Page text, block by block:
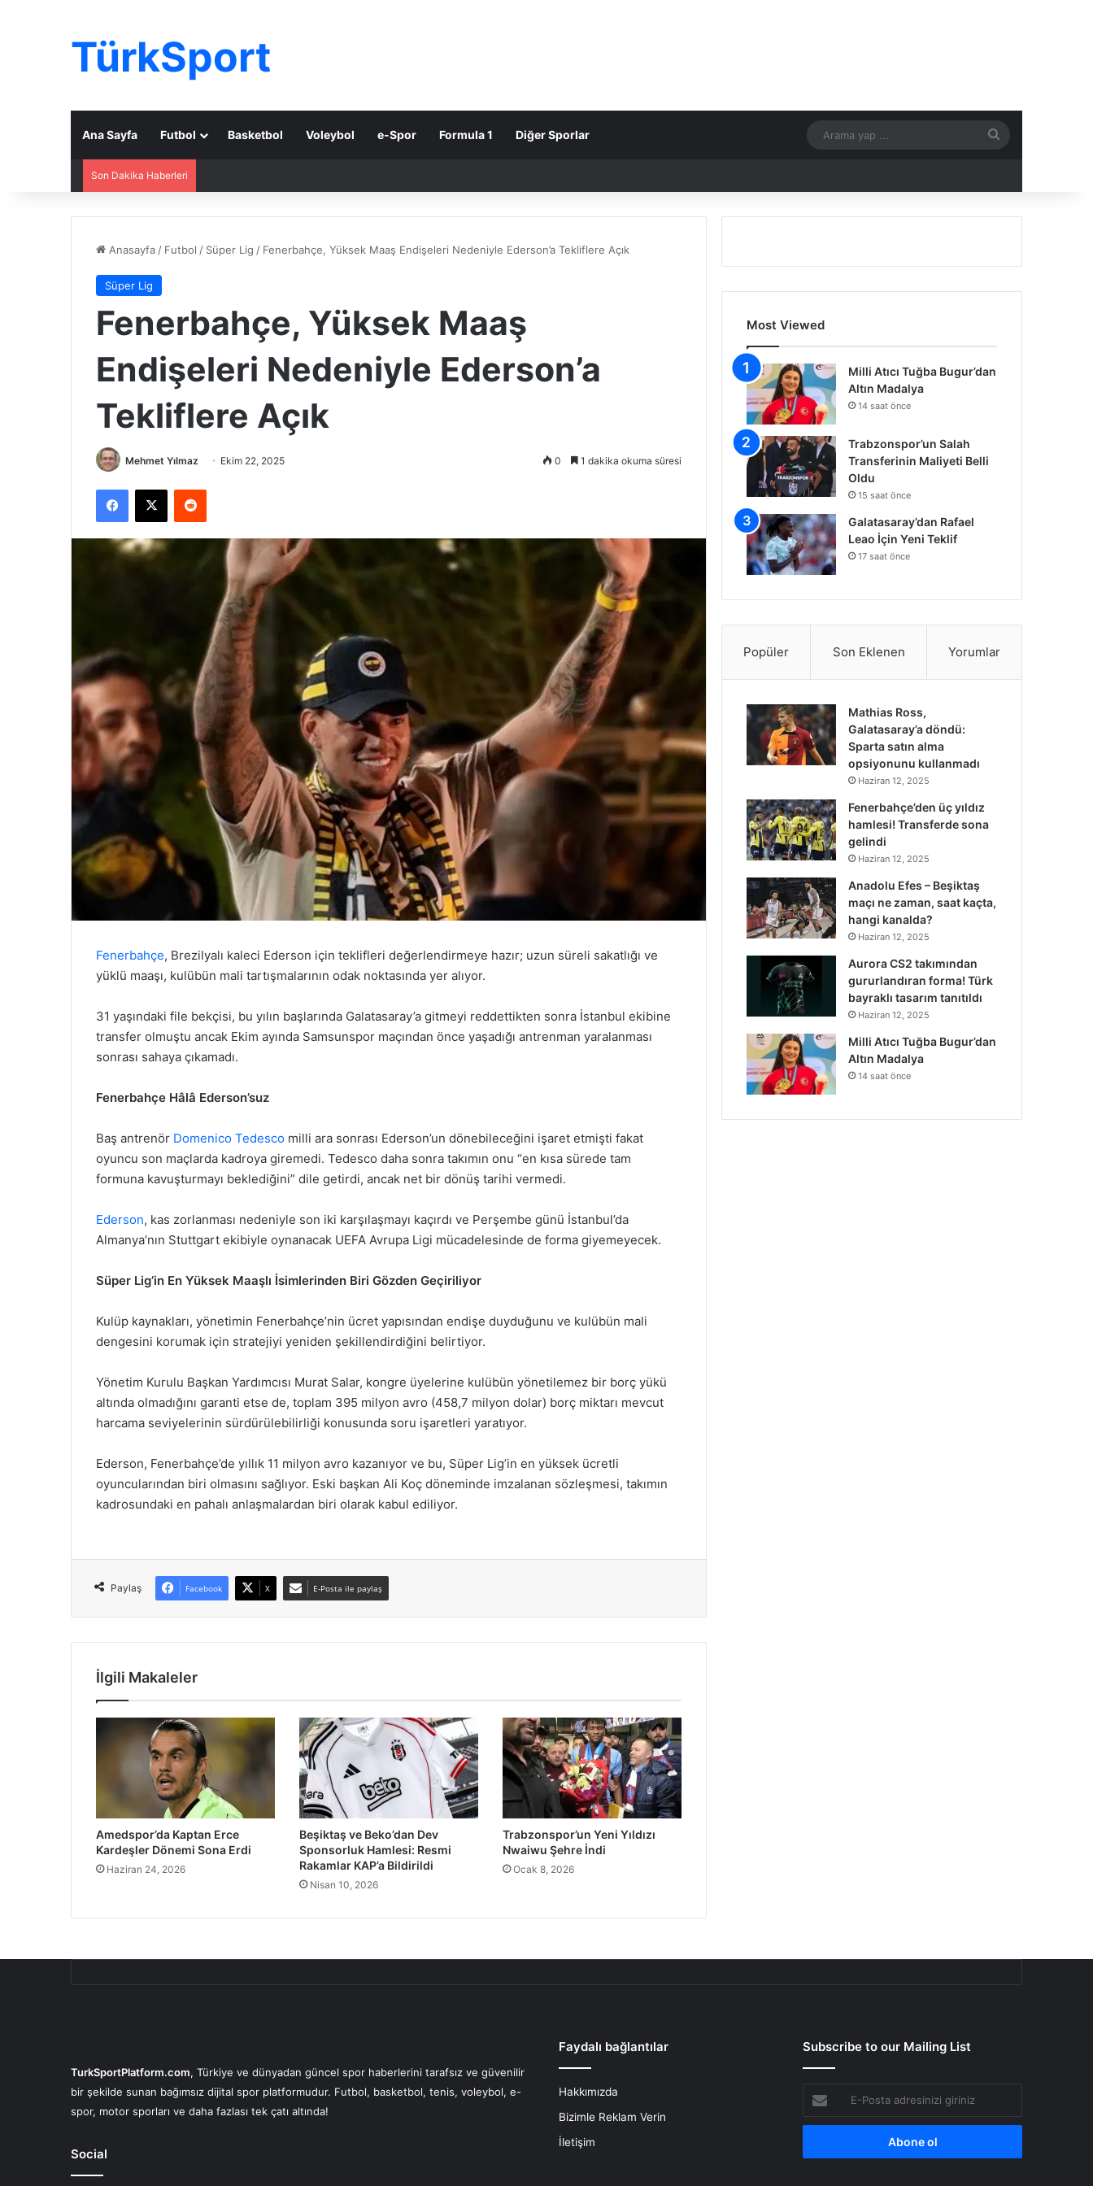
TürkSport
Ana Sayfa Futbol Basketbol Voleybol e-Spor Formula 1 Diğer Sporlar
...
Son Dakika Haberleri
Anasayfa / Futbol / Süper Lig / Fenerbahçe, Yüksek Maaş Endişeleri Nedeniyle Ederson’a Tekliflere Açık
Süper Lig
Fenerbahçe, Yüksek Maaş
Endişeleri Nedeniyle Ederson’a
Tekliflere Açık
Mehmet Yılmaz Ekim 22, 2025 0 1 dakika okuma süresi
Facebook
X Reddit
Fenerbahçe, Brezilyalı kaleci Ederson için teklifleri değerlendirmeye hazır; uzun süreli sakatlığı ve
yüklü maaşı, kulübün mali tartışmalarının odak noktasında yer alıyor.
31 yaşındaki file bekçisi, bu yılın başlarında Galatasaray’a gitmeyi reddettikten sonra İstanbul ekibine
transfer olmuştu ancak Ekim ayında Samsunspor maçından önce yaşadığı antrenman yaralanması
sonrası sahaya çıkamadı.
Fenerbahçe Hâlâ Ederson’suz
Baş antrenör Domenico Tedesco milli ara sonrası Ederson’un dönebileceğini işaret etmişti fakat
oyuncu son maçlarda kadroya giremedi. Tedesco daha sonra takımın onu “en kısa sürede tam
formuna kavuşturmayı beklediğini” dile getirdi, ancak net bir dönüş tarihi vermedi.
Ederson, kas zorlanması nedeniyle son iki karşılaşmayı kaçırdı ve Perşembe günü İstanbul’da
Almanya’nın Stuttgart ekibiyle oynanacak UEFA Avrupa Ligi mücadelesinde de forma giyemeyecek.
Süper Lig’in En Yüksek Maaşlı İsimlerinden Biri Gözden Geçiriliyor
Kulüp kaynakları, yönetimin Fenerbahçe’nin ücret yapısından endişe duyduğunu ve kulübün mali
dengesini korumak için stratejiyi yeniden şekillendirdiğini belirtiyor.
Yönetim Kurulu Başkan Yardımcısı Murat Salar, kongre üyelerine kulübün yönetilemez bir borç yükü
altında olmadığını garanti etse de, toplam 395 milyon avro (458,7 milyon dolar) borç miktarı mevcut
harcama seviyelerinin sürdürülebilirliği konusunda soru işaretleri yaratıyor.
Ederson, Fenerbahçe’de yıllık 11 milyon avro kazanıyor ve bu, Süper Lig’in en yüksek ücretli
oyuncularından biri olmasını sağlıyor. Eski başkan Ali Koç döneminde imzalanan sözleşmesi, takımın
kadrosundaki en pahalı anlaşmalardan biri olarak kabul ediliyor.
Paylaş Facebook X E-Posta ile paylaş
İlgili Makaleler
Amedspor’da Kaptan Erce
Kardeşler Dönemi Sona Erdi
Haziran 24, 2026
Beşiktaş ve Beko’dan Dev
Sponsorluk Hamlesi: Resmi
Rakamlar KAP’a Bildirildi
Nisan 10, 2026
Trabzonspor’un Yeni Yıldızı
Nwaiwu Şehre İndi
Ocak 8, 2026
Most Viewed
Milli Atıcı Tuğba Bugur’dan
Altın Madalya
14 saat önce
Trabzonspor’un Salah
Transferinin Maliyeti Belli
Oldu
15 saat önce
Galatasaray’dan Rafael
Leao İçin Yeni Teklif
17 saat önce
Popüler Son Eklenen Yorumlar
Mathias Ross,
Galatasaray’a döndü:
Sparta satın alma
opsiyonunu kullanmadı
Haziran 12, 2025
Fenerbahçe’den üç yıldız
hamlesi! Transferde sona
gelindi
Haziran 12, 2025
Anadolu Efes – Beşiktaş
maçı ne zaman, saat kaçta,
hangi kanalda?
Haziran 12, 2025
Aurora CS2 takımından
gururlandıran forma! Türk
bayraklı tasarım tanıtıldı
Haziran 12, 2025
Milli Atıcı Tuğba Bugur’dan
Altın Madalya
14 saat önce
TurkSportPlatform.com, Türkiye ve dünyadan güncel spor haberlerini tarafsız ve güvenilir
bir şekilde sunan bağımsız dijital spor platformudur. Futbol, basketbol, tenis, voleybol, e-
spor, motor sporları ve daha fazlası tek çatı altında!
Social
Faydalı bağlantılar
Hakkımızda
Bizimle Reklam Verin
İletişim
Subscribe to our Mailing List
Posta
adresinizi